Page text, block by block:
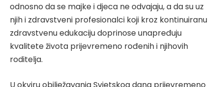
odnosno da se majke i djeca ne odvajaju, a da su uz
njih i zdravstveni profesionalci koji kroz kontinuiranu
zdravstvenu edukaciju doprinose unapređuju
kvalitete života prijevremeno rođenih i njihovih
roditelja.